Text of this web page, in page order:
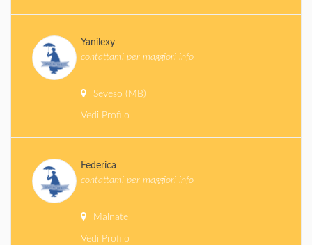
Yanilexy
contattami per maggiori info
Seveso (MB)
Vedi Profilo
Federica
contattami per maggiori info
Malnate
Vedi Profilo